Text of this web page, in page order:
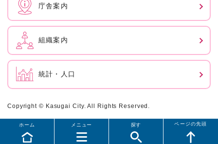
メニュー
ホーム 探す ページの先頭
庁舎案内
組織案内
統計・人口
Copyright © Kasugai City. All Rights Reserved.